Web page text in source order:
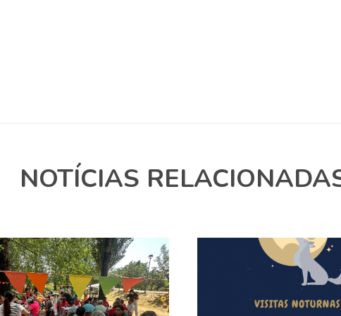
NOTÍCIAS